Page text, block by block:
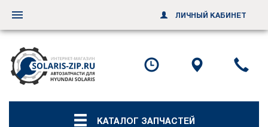
КАТАЛОГ ЗАПЧАСТЕЙ
Переключить
навигацию
ЛИЧНЫЙ КАБИНЕТ
Посмотреть
график схему